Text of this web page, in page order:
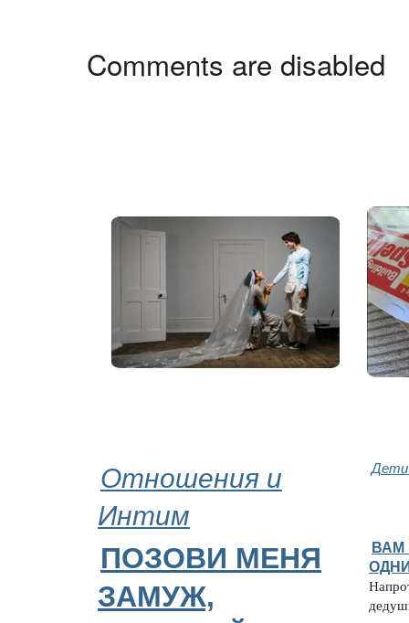
Comments are disabled
Отношения и
Интим
Дети
ПОЗОВИ МЕНЯ
ЗАМУЖ,
ВАМ